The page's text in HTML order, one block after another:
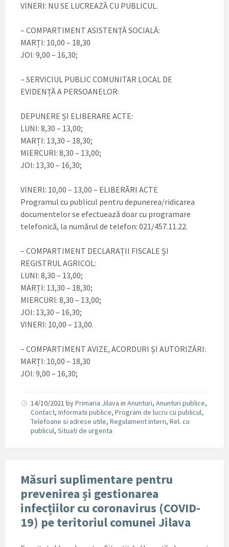
VINERI: NU SE LUCREAZĂ CU PUBLICUL.
– COMPARTIMENT ASISTENȚĂ SOCIALĂ:
MARȚI: 10,00 – 18,30
JOI: 9,00 – 16,30;
– SERVICIUL PUBLIC COMUNITAR LOCAL DE
EVIDENȚĂ A PERSOANELOR:
DEPUNERE ȘI ELIBERARE ACTE:
LUNI: 8,30 – 13,00;
MARȚI: 13,30 – 18,30;
MIERCURI: 8,30 – 13,00;
JOI: 13,30 – 16,30;
VINERI: 10,00 – 13,00 – ELIBERĂRI ACTE
Programul cu publicul pentru depunerea/ridicarea
documentelor se efectuează doar cu programare
telefonică, la numărul de telefon: 021/457.11.22.
– COMPARTIMENT DECLARAȚII FISCALE ȘI
REGISTRUL AGRICOL:
LUNI: 8,30 – 13,00;
MARȚI: 13,30 – 18,30;
MIERCURI: 8,30 – 13,00;
JOI: 13,30 – 16,30;
VINERI: 10,00 – 13,00.
– COMPARTIMENT AVIZE, ACORDURI ȘI AUTORIZĂRI:
MARȚI: 10,00 – 18,30
JOI: 9,00 – 16,30;
14/10/2021 byPrimaria Jilava in Anunturi, Anunturi publice,
Contact, Informatii publice, Program de lucru cu publicul,
Telefoane si adrese utile, Regulament intern, Rel. cu
publicul, Situati de urgenta
Măsuri suplimentare pentru
prevenirea și gestionarea
infecțiilor cu coronavirus (COVID-
19) pe teritoriul comunei Jilava